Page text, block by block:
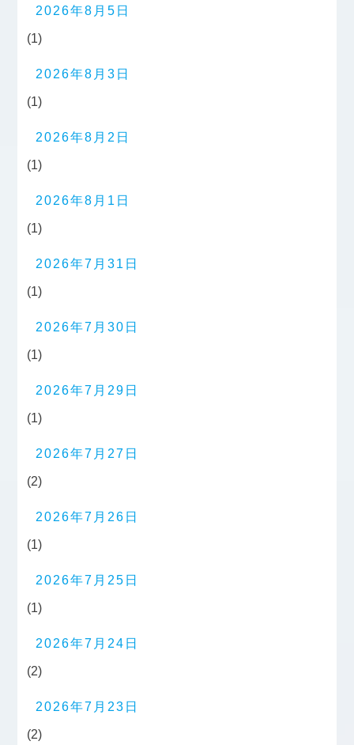
2026年8月5日
(1)
2026年8月3日
(1)
2026年8月2日
(1)
2026年8月1日
(1)
2026年7月31日
(1)
2026年7月30日
(1)
2026年7月29日
(1)
2026年7月27日
(2)
2026年7月26日
(1)
2026年7月25日
(1)
2026年7月24日
(2)
2026年7月23日
(2)